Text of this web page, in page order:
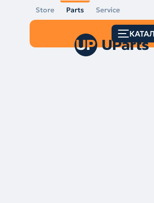
Store Parts Service